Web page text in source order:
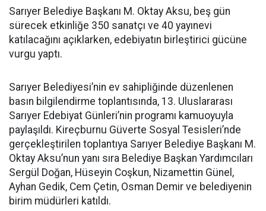
Sarıyer Belediye Başkanı M. Oktay Aksu, beş gün
sürecek etkinliğe 350 sanatçı ve 40 yayınevi
katılacağını açıklarken, edebiyatın birleştirici gücüne
vurgu yaptı.
Sarıyer Belediyesi’nin ev sahipliğinde düzenlenen
basın bilgilendirme toplantısında, 13. Uluslararası
Sarıyer Edebiyat Günleri’nin programı kamuoyuyla
paylaşıldı. Kireçburnu Güverte Sosyal Tesisleri’nde
gerçekleştirilen toplantıya Sarıyer Belediye Başkanı M.
Oktay Aksu’nun yanı sıra Belediye Başkan Yardımcıları
Sergül Doğan, Hüseyin Coşkun, Nizamettin Günel,
Ayhan Gedik, Cem Çetin, Osman Demir ve belediyenin
birim müdürleri katıldı.